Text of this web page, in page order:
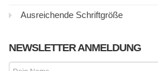
Ausreichende Schriftgröße
NEWSLETTER ANMELDUNG